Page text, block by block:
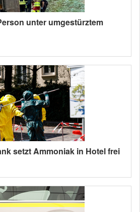
unter umgestürztem
setzt Ammoniak in Hotel frei